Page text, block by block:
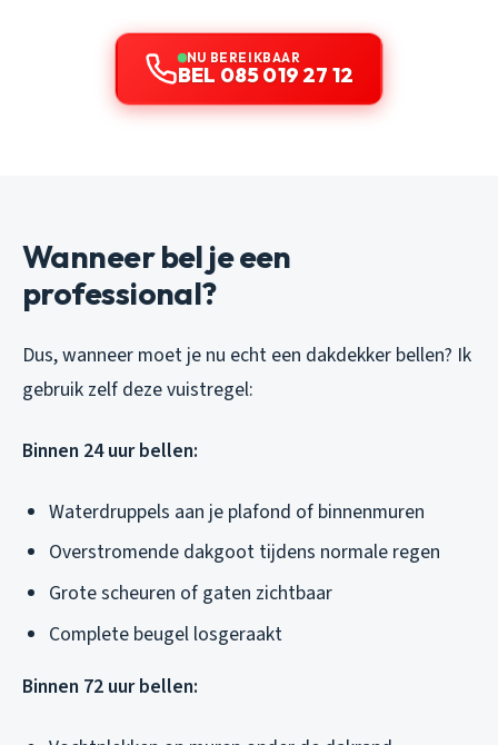
NU BEREIKBAAR
BEL 085 019 27 12
Wanneer bel je een
professional?
Dus, wanneer moet je nu echt een dakdekker bellen? Ik
gebruik zelf deze vuistregel:
Binnen 24 uur bellen:
Waterdruppels aan je plafond of binnenmuren
Overstromende dakgoot tijdens normale regen
Grote scheuren of gaten zichtbaar
Complete beugel losgeraakt
Binnen 72 uur bellen: